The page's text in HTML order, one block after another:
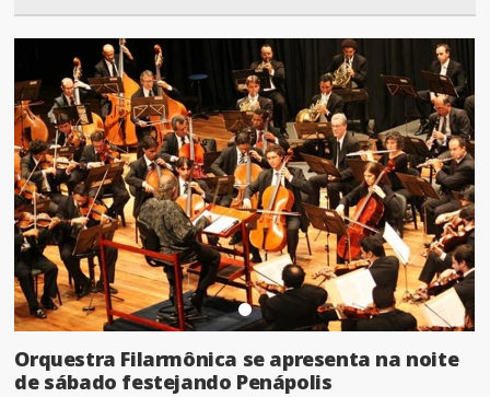
Orquestra Filarmônica se apresenta na noite
de sábado festejando Penápolis